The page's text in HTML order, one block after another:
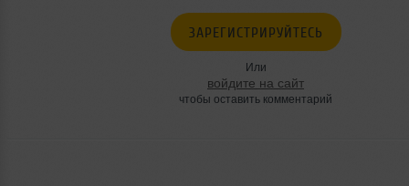
ЗАРЕГИСТРИРУЙТЕСЬ
Или
войдите на сайт
чтобы оставить комментарий